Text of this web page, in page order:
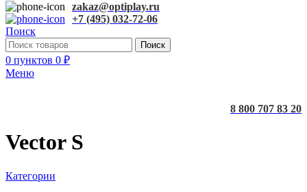
zakaz@optiplay.ru
+7 (495) 032-72-06
Поиск
Поиск
0 пунктов 0 ₽
Меню
8 800 707 83 20
Vector S
Категории